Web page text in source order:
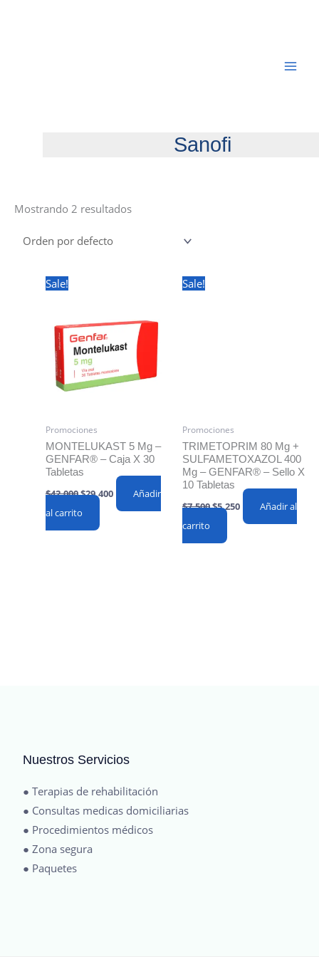
Sanofi
Mostrando 2 resultados
Sale!
Promociones
MONTELUKAST 5 Mg –
GENFAR® – Caja X 30
Tabletas
$42,000Original
price
was:
$42,000.
$29,400Current
price
is:
Añadir
al carrito
Sale!
Promociones
TRIMETOPRIM 80 Mg +
SULFAMETOXAZOL 400
Mg – GENFAR® – Sello X
10 Tabletas
$7,500Original
price
$7,500.
$5,250Current
price
is:
Añadir al
carrito
Nuestros Servicios
● Terapias de rehabilitación
● Consultas medicas domiciliarias
● Procedimientos médicos
● Zona segura
● Paquetes